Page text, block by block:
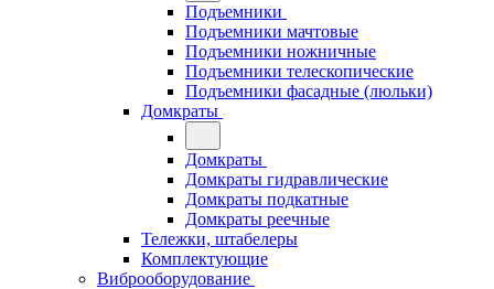
Подъемники
Подъемники мачтовые
Подъемники ножничные
Подъемники телескопические
Подъемники фасадные (люльки)
Домкраты
Домкраты
Домкраты гидравлические
Домкраты подкатные
Домкраты реечные
Тележки, штабелеры
Комплектующие
Виброоборудование